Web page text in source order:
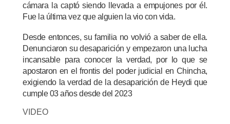
cámara la captó siendo llevada a empujones por él.
Fue la última vez que alguien la vio con vida.
Desde entonces, su familia no volvió a saber de ella.
Denunciaron su desaparición y empezaron una lucha
incansable para conocer la verdad, por lo que se
apostaron en el frontis del poder judicial en Chincha,
exigiendo la verdad de la desaparición de Heydi que
cumple 03 años desde del 2023
VIDEO